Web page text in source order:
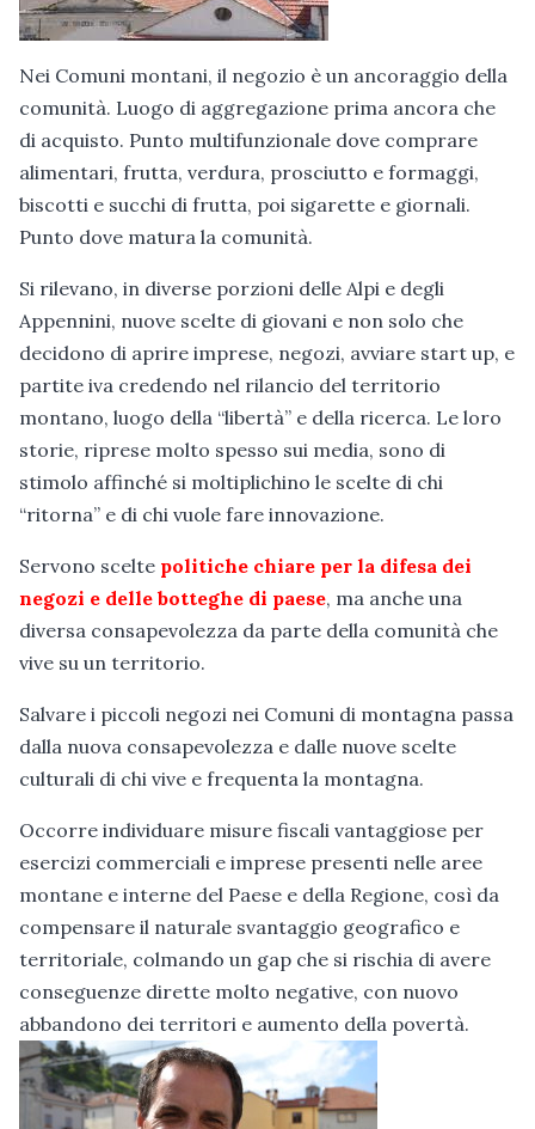
Nei Comuni montani, il negozio è un ancoraggio della
comunità. Luogo di aggregazione prima ancora che
di acquisto. Punto multifunzionale dove comprare
alimentari, frutta, verdura, prosciutto e formaggi,
biscotti e succhi di frutta, poi sigarette e giornali.
Punto dove matura la comunità.
Si rilevano, in diverse porzioni delle Alpi e degli
Appennini, nuove scelte di giovani e non solo che
decidono di aprire imprese, negozi, avviare start up, e
partite iva credendo nel rilancio del territorio
montano, luogo della “libertà” e della ricerca. Le loro
storie, riprese molto spesso sui media, sono di
stimolo affinché si moltiplichino le scelte di chi
“ritorna” e di chi vuole fare innovazione.
Servono scelte politiche chiare per la difesa dei
negozi e delle botteghe di paese, ma anche una
diversa consapevolezza da parte della comunità che
vive su un territorio.
Salvare i piccoli negozi nei Comuni di montagna passa
dalla nuova consapevolezza e dalle nuove scelte
culturali di chi vive e frequenta la montagna.
Occorre individuare misure fiscali vantaggiose per
esercizi commerciali e imprese presenti nelle aree
montane e interne del Paese e della Regione, così da
compensare il naturale svantaggio geografico e
territoriale, colmando un gap che si rischia di avere
conseguenze dirette molto negative, con nuovo
abbandono dei territori e aumento della povertà.